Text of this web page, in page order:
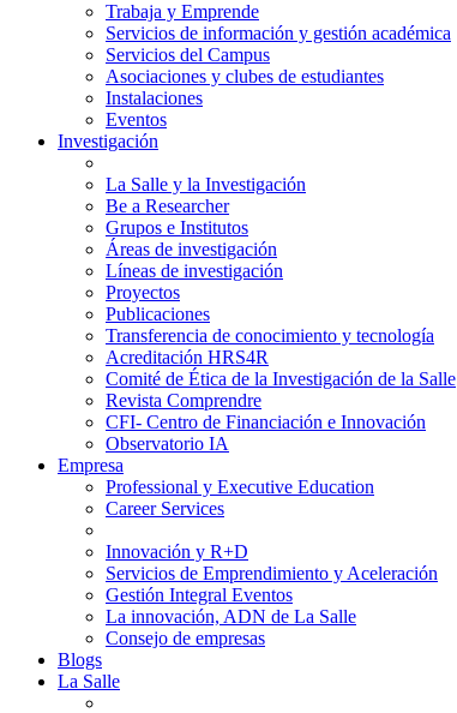
Trabaja y Emprende
Servicios de información y gestión académica
Servicios del Campus
Asociaciones y clubes de estudiantes
Instalaciones
Eventos
Investigación
La Salle y la Investigación
Be a Researcher
Grupos e Institutos
Áreas de investigación
Líneas de investigación
Proyectos
Publicaciones
Transferencia de conocimiento y tecnología
Acreditación HRS4R
Comité de Ética de la Investigación de la Salle
Revista Comprendre
CFI- Centro de Financiación e Innovación
Observatorio IA
Empresa
Professional y Executive Education
Career Services
Innovación y R+D
Servicios de Emprendimiento y Aceleración
Gestión Integral Eventos
La innovación, ADN de La Salle
Consejo de empresas
Blogs
La Salle